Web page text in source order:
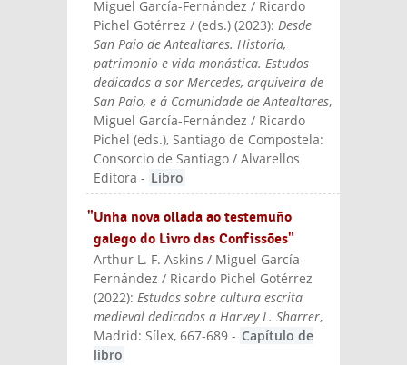
Miguel García-Fernández / Ricardo
Pichel Gotérrez / (eds.) (2023): Desde
San Paio de Antealtares. Historia,
patrimonio e vida monástica. Estudos
dedicados a sor Mercedes, arquiveira de
San Paio, e á Comunidade de Antealtares,
Miguel García-Fernández / Ricardo
Pichel (eds.), Santiago de Compostela:
Consorcio de Santiago / Alvarellos
Editora - Libro
"Unha nova ollada ao testemuño
galego do Livro das Confissões"
Arthur L. F. Askins / Miguel García-
Fernández / Ricardo Pichel Gotérrez
(2022):Estudos sobre cultura escrita
medieval dedicados a Harvey L. Sharrer,
Madrid: Sílex, 667-689 - Capítulo de
libro